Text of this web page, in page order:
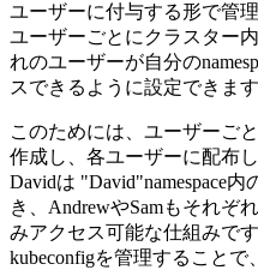
ユーザーに付与する形で管
ユーザーごとにクラスター
れのユーザーが自分の
スできるように設定できます
このためには、ユーザーご
作成し、各ユーザーに配布
Davidは "David"namespace
き、AndrewやSamもそれぞ
みアクセス可能な仕組みで
kubeconfigを管理すること